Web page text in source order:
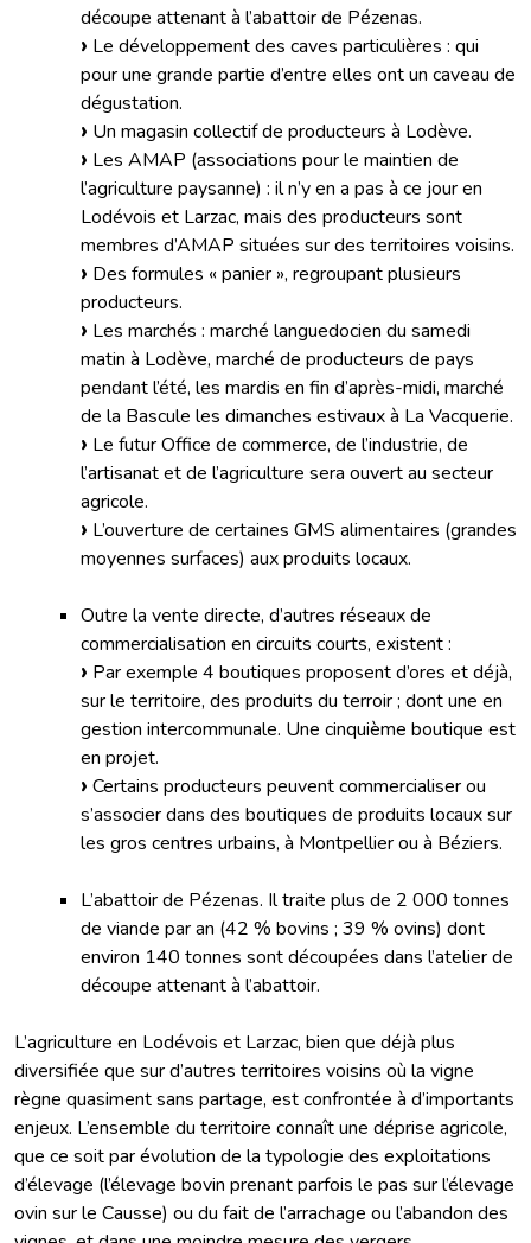
découpe attenant à l’abattoir de Pézenas.
Le développement des caves particulières : qui
pour une grande partie d’entre elles ont un caveau de
dégustation.
Un magasin collectif de producteurs à Lodève.
Les AMAP (associations pour le maintien de
l’agriculture paysanne) : il n’y en a pas à ce jour en
Lodévois et Larzac, mais des producteurs sont
membres d’AMAP situées sur des territoires voisins.
Des formules « panier », regroupant plusieurs
producteurs.
Les marchés : marché languedocien du samedi
matin à Lodève, marché de producteurs de pays
pendant l’été, les mardis en fin d’après-midi, marché
de la Bascule les dimanches estivaux à La Vacquerie.
Le futur Office de commerce, de l’industrie, de
l’artisanat et de l’agriculture sera ouvert au secteur
agricole.
L’ouverture de certaines GMS alimentaires (grandes
moyennes surfaces) aux produits locaux.
Outre la vente directe, d’autres réseaux de
commercialisation en circuits courts, existent :
Par exemple 4 boutiques proposent d’ores et déjà,
sur le territoire, des produits du terroir ; dont une en
gestion intercommunale. Une cinquième boutique est
en projet.
Certains producteurs peuvent commercialiser ou
s’associer dans des boutiques de produits locaux sur
les gros centres urbains, à Montpellier ou à Béziers.
L’abattoir de Pézenas. Il traite plus de 2 000 tonnes
de viande par an (42 % bovins ; 39 % ovins) dont
environ 140 tonnes sont découpées dans l’atelier de
découpe attenant à l’abattoir.
L’agriculture en Lodévois et Larzac, bien que déjà plus
diversifiée que sur d’autres territoires voisins où la vigne
règne quasiment sans partage, est confrontée à d’importants
enjeux. L’ensemble du territoire connaît une déprise agricole,
que ce soit par évolution de la typologie des exploitations
d’élevage (l’élevage bovin prenant parfois le pas sur l’élevage
ovin sur le Causse) ou du fait de l’arrachage ou l’abandon des